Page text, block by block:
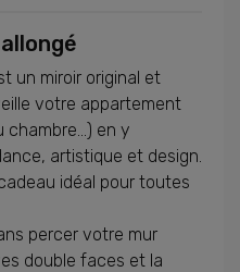
un miroir original et
votre appartement
chambre...) en y
artistique et design.
idéal pour toutes
percer votre mur
double faces et la